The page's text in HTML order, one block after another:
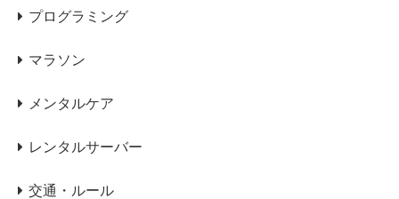
プログラミング
マラソン
メンタルケア
レンタルサーバー
交通・ルール